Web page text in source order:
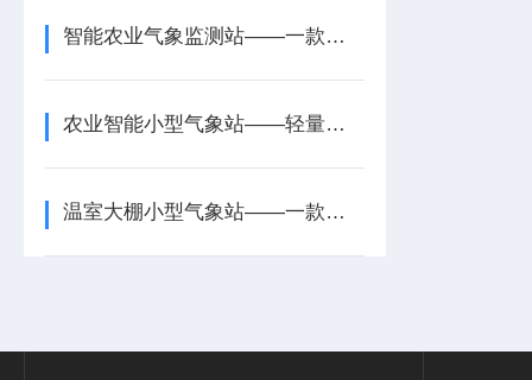
智能农业气象监测站——一款监测拓展需求的智慧农业小型气象站2026+派+送
农业智能小型气象站——轻量化实现农田精准气象监测
温室大棚小型气象站——一款掌握环境异常的农业小气候观测站2026+派+送